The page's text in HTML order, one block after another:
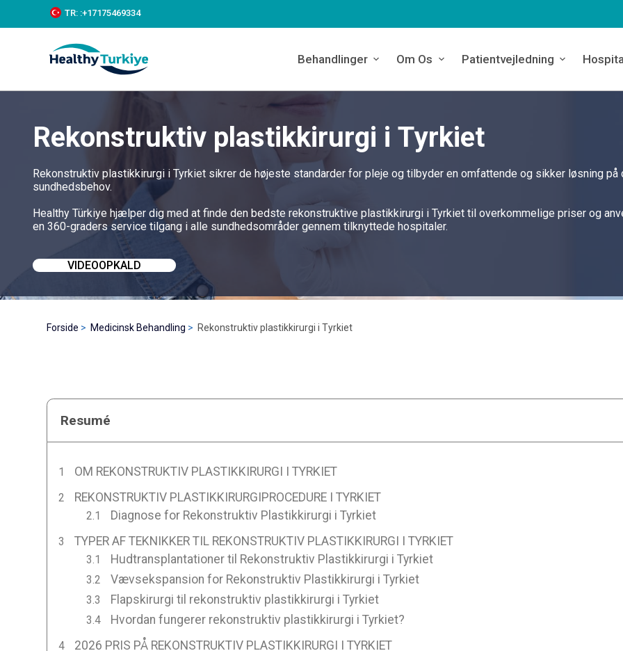
k
c
TR: :+‪17175469334‬
Behandlinger Om Os Patientvejledning
Rekonstruktiv plastikkirurgi i Tyrkiet
Rekonstruktiv plastikkirurgi i Tyrkiet sikrer de højeste standarder for pleje og tilbyder en omfattende og sikker løsning på
sundhedsbehov.
Healthy Türkiye hjælper dig med at finde den bedste rekonstruktive plastikkirurgi i Tyrkiet til overkommelige priser og
en 360-graders service tilgang i alle sundhedsområder gennem tilknyttede hospitaler.
VIDEOOPKALD
Forside Medicinsk Behandling Rekonstruktiv plastikkirurgi i Tyrkiet
Resumé
OM REKONSTRUKTIV PLASTIKKIRURGI I TYRKIET
REKONSTRUKTIV PLASTIKKIRURGIPROCEDURE I TYRKIET
Diagnose for Rekonstruktiv Plastikkirurgi i Tyrkiet
TYPER AF TEKNIKKER TIL REKONSTRUKTIV PLASTIKKIRURGI I TYRKIET
Hudtransplantationer til Rekonstruktiv Plastikkirurgi i Tyrkiet
Vævsekspansion for Rekonstruktiv Plastikkirurgi i Tyrkiet
Flapskirurgi til rekonstruktiv plastikkirurgi i Tyrkiet
Hvordan fungerer rekonstruktiv plastikkirurgi i Tyrkiet?
2026 PRIS PÅ REKONSTRUKTIV PLASTIKKIRURGI I TYRKIET